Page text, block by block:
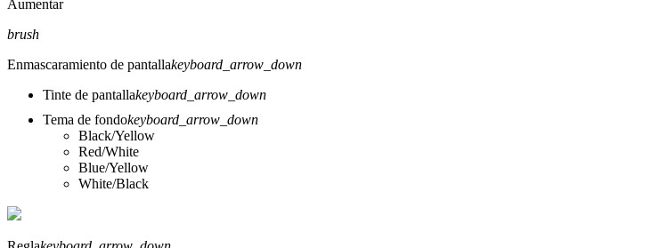
Aumentar
brush
Enmascaramiento de pantallakeyboard_arrow_down
Tinte de pantallakeyboard_arrow_down
Tema de fondokeyboard_arrow_down
Black/Yellow
Red/White
Blue/Yellow
White/Black